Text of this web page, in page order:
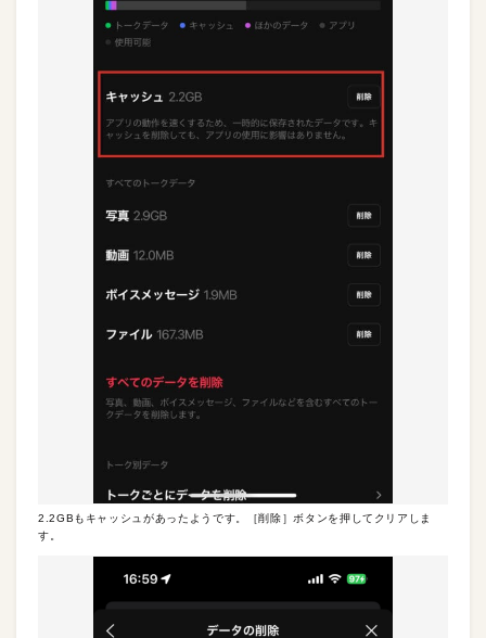
2.2GBもキャッシュがあったようです。［削除］ボタンを押してクリアしま
す。